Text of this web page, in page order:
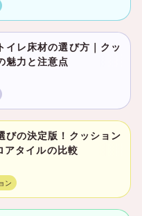
イレ床材の選び方｜クッ
魅力と注意点
びの決定版！クッション
タイルの比較
ン